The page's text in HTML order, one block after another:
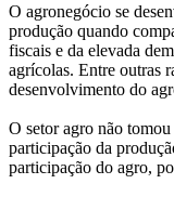
O agronegócio se
produção quando
fiscais e da elevada
agrícolas. Entre outras
desenvolvimento do
O setor agro não
participação da
participação do agro,